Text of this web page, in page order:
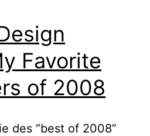
Favorite
of 2008
des “best of 2008”